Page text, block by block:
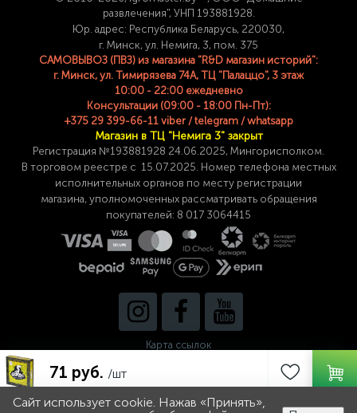
0 0
71 руб. /шт
развлечения", УНП 193881928.
Юр. адрес: Республика Беларусь, 220030,
г. Минск, ул. Немига, 3, пом. 375
САМОВЫВОЗ (ПВЗ) из магазина "R&D магазин историй":
г. Минск, ул. Тимирязева 74A, ТЦ "Палаццо", 3 этаж
10:00 - 22:00 ежедневно
Консультации (09:00 - 18:00 Пн-Пт):
+375 29 399-66-11 viber / telegram / whatsapp
Магазин в ТЦ "Немига 3" закрыт
Регистрация №193881928 24 .06.2025, Мингорисполком.
В торговом реестре с 15.07.2025. Номер телефона местных
исполнительных органов по месту регистрации
магазина,уполномоченных рассматривать обращения
покупателей: 8 017 3064415
Карта ссылок
Сайт использует cookie. Нажав «Принять»,